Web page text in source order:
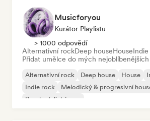
Musicforyou
Kurátor Playlistu
> 1000 odpovědí
Alternativní rockDeep houseHouse
Přidat umělce do mých
Alternativní rock Deep house House
Indie rock
Melodický & progresivní
Psychedelický pop